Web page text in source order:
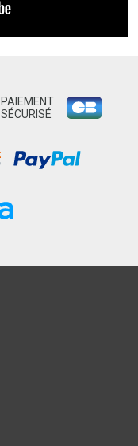
PAIEMENT
SÉCURISÉ